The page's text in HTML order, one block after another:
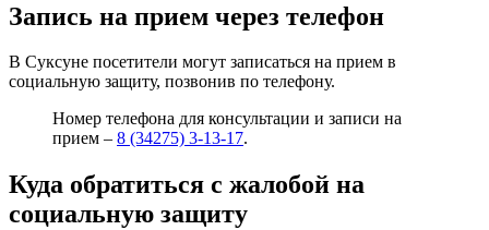
Запись на прием через телефон
В Суксуне посетители могут записаться на прием в
социальную защиту, позвонив по телефону.
Номер телефона для консультации и записи на
прием – 8 (34275) 3-13-17.
Куда обратиться с жалобой на
социальную защиту